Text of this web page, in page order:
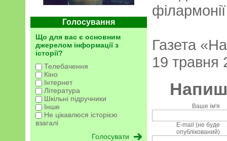
Голосування
Що для вас є основним
джерелом інформації з
історії?
Телебачення
Кіно
Інтернет
Література
Шкільні підручники
Інше
Не цікавлюся історією
взагалі
Газета
19 травня
Ваше ім'я
E-mail (не буде
опублікований)